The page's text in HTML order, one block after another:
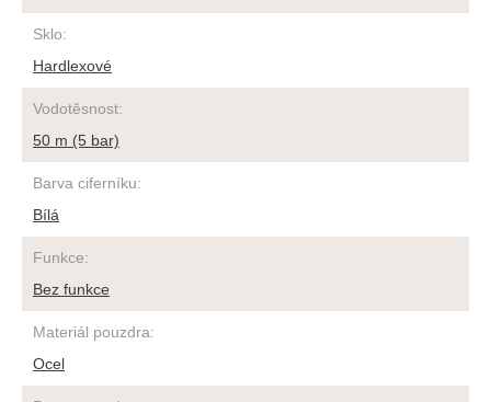
Sklo:
Hardlexové
Vodotěsnost:
50 m (5 bar)
Barva ciferníku:
Bílá
Funkce:
Bez funkce
Materiál pouzdra:
Ocel